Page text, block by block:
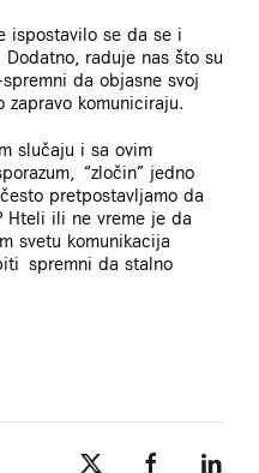
ispostavilo se da se i
raduje nas što su
da objasne svoj
komuniciraju.
slučaju i sa ovim
“zločin” jedno
pretpostavljamo da
Hteli ili ne vreme je da
svetu komunikacija
spremni da stalno